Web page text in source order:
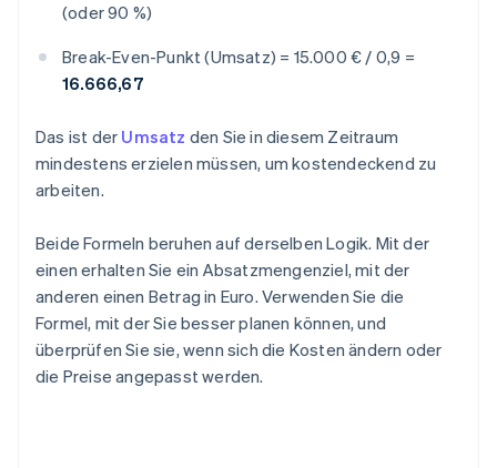
(oder 90 %)
Break-Even-Punkt (Umsatz) = 15.000 € / 0,9 =
16.666,67
Das ist der Umsatz den Sie in diesem Zeitraum
mindestens erzielen müssen, um kostendeckend zu
arbeiten.
Beide Formeln beruhen auf derselben Logik. Mit der
einen erhalten Sie ein Absatzmengenziel, mit der
anderen einen Betrag in Euro. Verwenden Sie die
Formel, mit der Sie besser planen können, und
überprüfen Sie sie, wenn sich die Kosten ändern oder
die Preise angepasst werden.